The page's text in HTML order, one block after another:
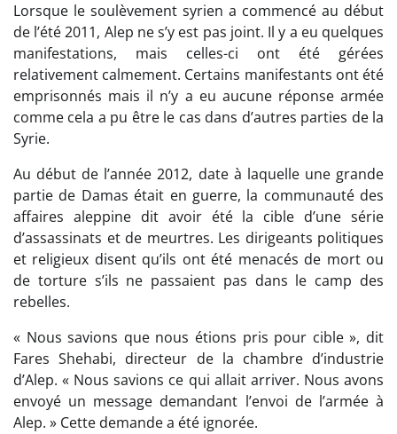
Lorsque le soulèvement syrien a commencé au début
de l’été 2011, Alep ne s’y est pas joint. Il y a eu quelques
manifestations, mais celles-ci ont été gérées
relativement calmement. Certains manifestants ont été
emprisonnés mais il n’y a eu aucune réponse armée
comme cela a pu être le cas dans d’autres parties de la
Syrie.
Au début de l’année 2012, date à laquelle une grande
partie de Damas était en guerre, la communauté des
affaires aleppine dit avoir été la cible d’une série
d’assassinats et de meurtres. Les dirigeants politiques
et religieux disent qu’ils ont été menacés de mort ou
de torture s’ils ne passaient pas dans le camp des
rebelles.
« Nous savions que nous étions pris pour cible », dit
Fares Shehabi, directeur de la chambre d’industrie
d’Alep. « Nous savions ce qui allait arriver. Nous avons
envoyé un message demandant l’envoi de l’armée à
Alep. » Cette demande a été ignorée.